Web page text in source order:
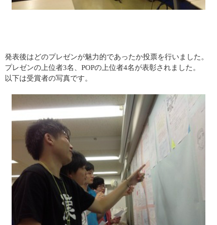
発表後はどのプレゼンが魅力的であったか投票を行いました。
プレゼンの上位者3名、 POPの上位者4名が表彰されました。
以下は受賞者の写真です。